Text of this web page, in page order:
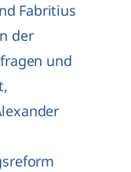
Fabritius
der
und